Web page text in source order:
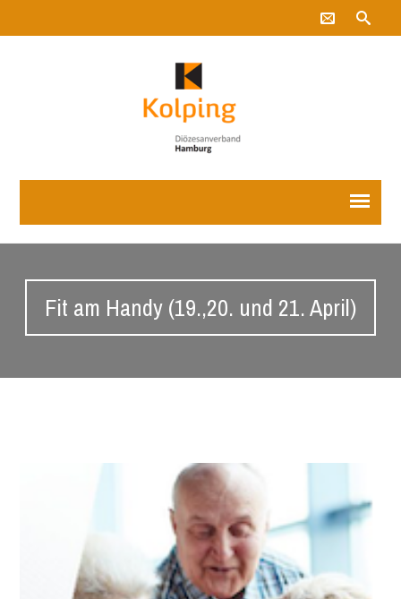
Fit am Handy (19.,20. und 21. April)